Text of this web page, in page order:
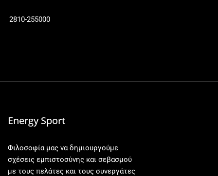
2810-255000
Energy Sport
Φιλοσοφία μας να δημιουργούμε
σχέσεις εμπιστοσύνης και σεβασμού
με τους πελάτες και τους συνεργάτες